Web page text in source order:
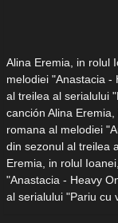
Alina Eremia, in rolul
melodiei "Anastacia -
al treilea al serialului
canción Alina
romana al melodiei
din sezonul al treilea
Eremia, in rolul
"Anastacia - Heavy
al serialului "Pariu cu